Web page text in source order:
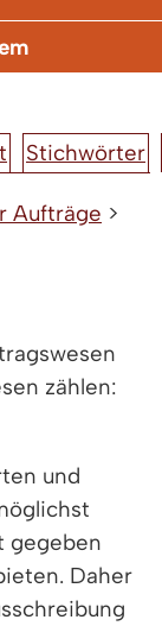
Stichwörter
Aufträge >
zählen:
und
gegeben
Daher